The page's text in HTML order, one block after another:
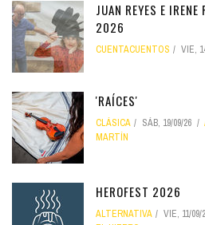
JUAN REYES E
2026
CUENTACUENTOS VIE,
'RAÍCES'
CLÁSICA SÁB, 19/09/26
MARTÍN
HEROFEST 2026
ALTERNATIVA VIE, 11/09/